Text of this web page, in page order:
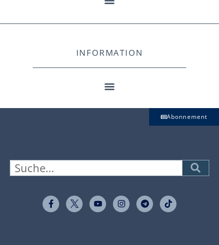
INFORMATION
Abonnement